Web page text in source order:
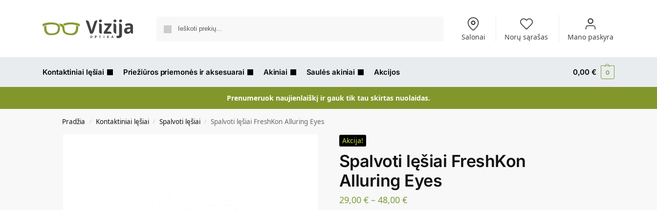
Salonai Norų sąrašas Mano paskyra
Kontaktiniai lęšiai Priežiūros priemonės ir aksesuarai Akiniai Saulės akiniai Akcijos 0,00€ 0
Prenumeruok naujienlaiškį ir gauk tik tau skirtas nuolaidas.
Pradžia / Kontaktiniai lęšiai / Spalvoti lęšiai / Spalvoti lęšiai FreshKon Alluring Eyes
Akcija!
Spalvoti lęšiai FreshKon
Alluring Eyes
29,00 € – 48,00 €